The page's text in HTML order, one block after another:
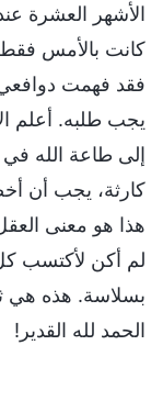
الأشهر العشرة
كانت بالأمس
فقد فهمت دوافعي
يجب طلبه. أعلم
إلى طاعة الله
كارثة، يجب أن
هذا هو معنى
لم أكن لأكتسب
بسلاسة. هذه هي
الحمد لله القدير!